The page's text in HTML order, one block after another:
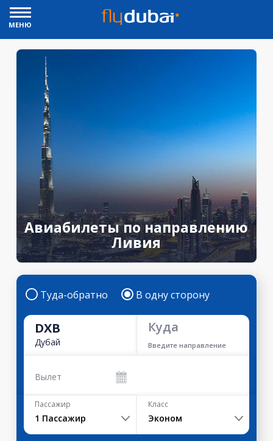
МЕНЮ
Авиабилеты по направлению
Ливия
Туда-обратно В одну сторону
DXB
Дубай
Куда
Введите направление
Вылет
Пассажир
1 Пассажир
Класс
Эконом